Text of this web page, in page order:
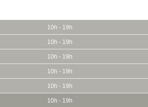
10h - 19h
10h - 19h
10h - 19h
10h - 19h
10h - 19h
10h - 19h